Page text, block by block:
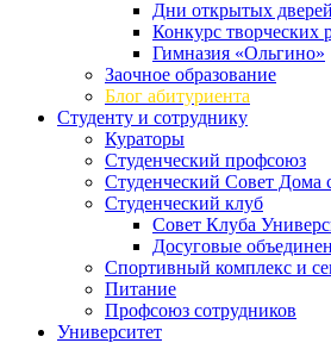
Дни открытых дверей
Конкурс творческих
Гимназия «Ольгино»
Заочное образование
Блог абитуриента
Студенту и сотруднику
Кураторы
Студенческий профсоюз
Студенческий Совет Дома
Студенческий клуб
Совет Клуба
Досуговые
Спортивный комплекс и
Питание
Профсоюз сотрудников
Университет